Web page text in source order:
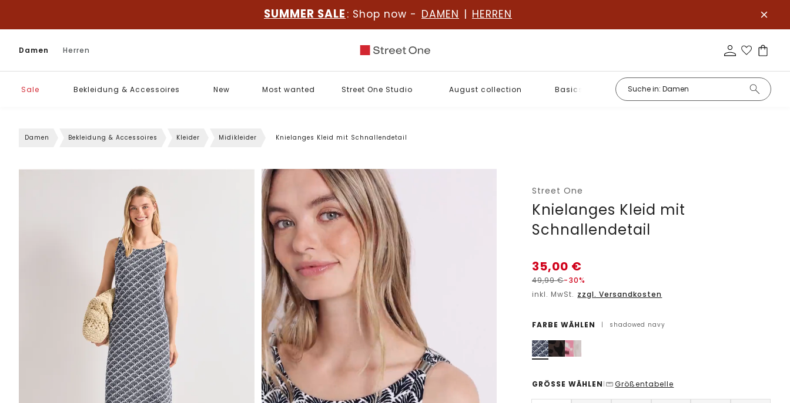
SUMMER SALE : Shop now - DAMEN | HERREN
Damen Herren
Sale Bekleidung & Accessoires New Most wanted Street One Studio August collection Basics
Damen Bekleidung & Accessoires Kleider Midikleider Knielanges Kleid mit Schnallendetail
Street One
Knielanges Kleid mit
Schnallendetail
35,00 €
49,99€-30%
inkl. MwSt. zzgl. Versandkosten
FARBE WÄHLEN | shadowed navy
GRÖSSE WÄHLEN | Größentabelle